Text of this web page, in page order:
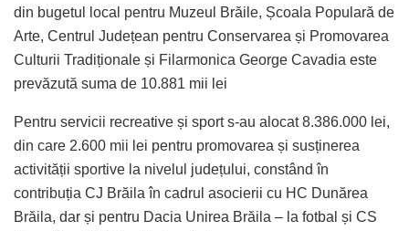
din bugetul local pentru Muzeul Brăile, Școala Populară de
Arte, Centrul Județean pentru Conservarea și Promovarea
Culturii Tradiționale și Filarmonica George Cavadia este
prevăzută suma de 10.881 mii lei
Pentru servicii recreative și sport s-au alocat 8.386.000 lei,
din care 2.600 mii lei pentru promovarea și susținerea
activității sportive la nivelul județului, constând în
contribuția CJ Brăila în cadrul asocierii cu HC Dunărea
Brăila, dar și pentru Dacia Unirea Brăila – la fotbal și CS